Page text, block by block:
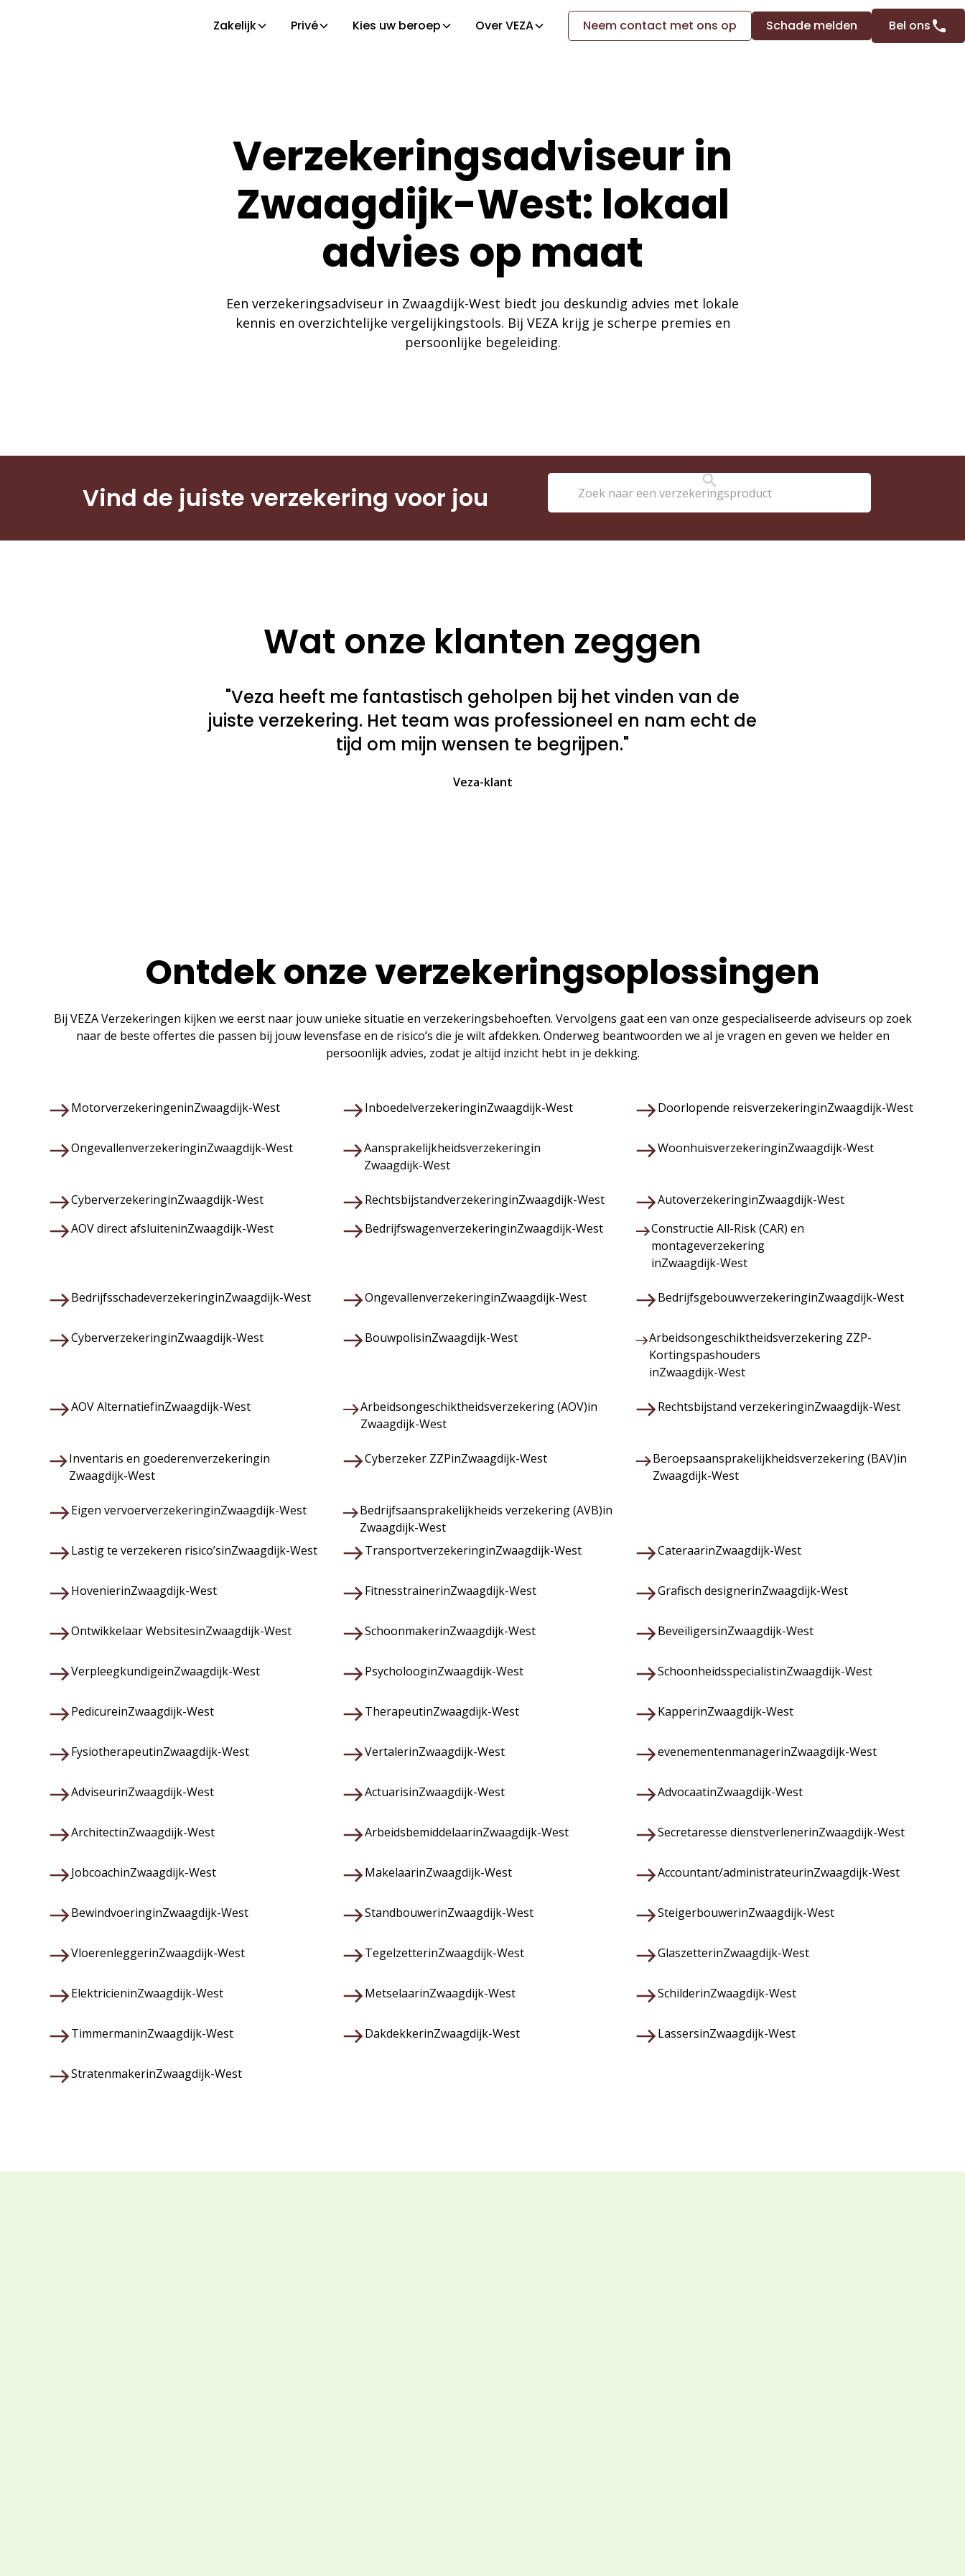
Zakelijk Privé Kies uw beroep Over VEZA Neem contact met ons op Schade melden Bel ons
Verzekeringsadviseur in
Zwaagdijk-West: lokaal
advies op maat
Een verzekeringsadviseur in Zwaagdijk-West biedt jou deskundig advies met lokale
kennis en overzichtelijke vergelijkingstools. Bij VEZA krijg je scherpe premies en
persoonlijke begeleiding.
Vind de juiste verzekering voor jou
Wat onze klanten zeggen
"Veza heeft me fantastisch geholpen bij het vinden van de
juiste verzekering. Het team was professioneel en nam echt de
tijd om mijn wensen te begrijpen."
Veza-klant
Ontdek onze verzekeringsoplossingen
Bij VEZA Verzekeringen kijken we eerst naar jouw unieke situatie en verzekeringsbehoeften. Vervolgens gaat een van onze gespecialiseerde adviseurs op zoek
naar de beste offertes die passen bij jouw levensfase en de risico’s die je wilt afdekken. Onderweg beantwoorden we al je vragen en geven we helder en
persoonlijk advies, zodat je altijd inzicht hebt in je dekking.
MotorverzekeringeninZwaagdijk-West InboedelverzekeringinZwaagdijk-West Doorlopende reisverzekeringinZwaagdijk-West
OngevallenverzekeringinZwaagdijk-West Aansprakelijkheidsverzekeringin
Zwaagdijk-West
WoonhuisverzekeringinZwaagdijk-West
CyberverzekeringinZwaagdijk-West RechtsbijstandverzekeringinZwaagdijk-West AutoverzekeringinZwaagdijk-West
AOV direct afsluiteninZwaagdijk-West BedrijfswagenverzekeringinZwaagdijk-West
Constructie All-Risk (CAR) en
montageverzekering
inZwaagdijk-West
BedrijfsschadeverzekeringinZwaagdijk-West OngevallenverzekeringinZwaagdijk-West BedrijfsgebouwverzekeringinZwaagdijk-West
CyberverzekeringinZwaagdijk-West BouwpolisinZwaagdijk-West
Arbeidsongeschiktheidsverzekering ZZP-
Kortingspashouders
inZwaagdijk-West
AOV AlternatiefinZwaagdijk-West Arbeidsongeschiktheidsverzekering (AOV)in
Zwaagdijk-West
Rechtsbijstand verzekeringinZwaagdijk-West
Inventaris en goederenverzekeringin
Zwaagdijk-West
Cyberzeker ZZPinZwaagdijk-West Beroepsaansprakelijkheidsverzekering (BAV)in
Zwaagdijk-West
Eigen vervoerverzekeringinZwaagdijk-West Bedrijfsaansprakelijkheids verzekering (AVB)in
Zwaagdijk-West
Lastig te verzekeren risico’sinZwaagdijk-West TransportverzekeringinZwaagdijk-West CateraarinZwaagdijk-West
HovenierinZwaagdijk-West FitnesstrainerinZwaagdijk-West Grafisch designerinZwaagdijk-West
Ontwikkelaar WebsitesinZwaagdijk-West SchoonmakerinZwaagdijk-West BeveiligersinZwaagdijk-West
VerpleegkundigeinZwaagdijk-West PsycholooginZwaagdijk-West SchoonheidsspecialistinZwaagdijk-West
PedicureinZwaagdijk-West TherapeutinZwaagdijk-West KapperinZwaagdijk-West
FysiotherapeutinZwaagdijk-West VertalerinZwaagdijk-West evenementenmanagerinZwaagdijk-West
AdviseurinZwaagdijk-West ActuarisinZwaagdijk-West AdvocaatinZwaagdijk-West
ArchitectinZwaagdijk-West ArbeidsbemiddelaarinZwaagdijk-West Secretaresse dienstverlenerinZwaagdijk-West
JobcoachinZwaagdijk-West MakelaarinZwaagdijk-West Accountant/administrateurinZwaagdijk-West
BewindvoeringinZwaagdijk-West StandbouwerinZwaagdijk-West SteigerbouwerinZwaagdijk-West
VloerenleggerinZwaagdijk-West TegelzetterinZwaagdijk-West GlaszetterinZwaagdijk-West
ElektricieninZwaagdijk-West MetselaarinZwaagdijk-West SchilderinZwaagdijk-West
TimmermaninZwaagdijk-West DakdekkerinZwaagdijk-West LassersinZwaagdijk-West
StratenmakerinZwaagdijk-West